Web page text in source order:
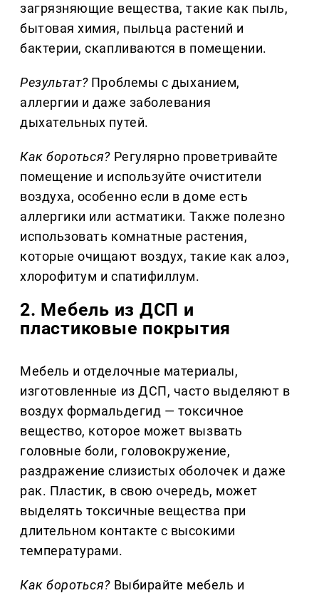
загрязняющие вещества, такие как пыль,
бытовая химия, пыльца растений и
бактерии, скапливаются в помещении.
Результат?Проблемы с дыханием,
аллергии и даже заболевания
дыхательных путей.
Как бороться? Регулярно проветривайте
помещение и используйте очистители
воздуха, особенно если в доме есть
аллергики или астматики. Также полезно
использовать комнатные растения,
которые очищают воздух, такие как алоэ,
хлорофитум и спатифиллум.
2. Мебель из ДСП и
пластиковые покрытия
Мебель и отделочные материалы,
изготовленные из ДСП, часто выделяют в
воздух формальдегид — токсичное
вещество, которое может вызвать
головные боли, головокружение,
раздражение слизистых оболочек и даже
рак. Пластик, в свою очередь, может
выделять токсичные вещества при
длительном контакте с высокими
температурами.
Как бороться? Выбирайте мебель и